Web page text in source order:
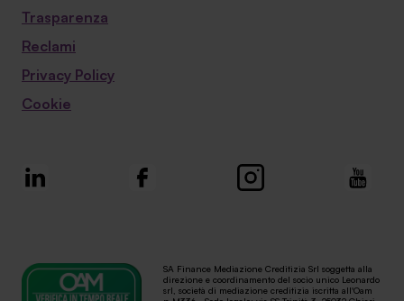
Trasparenza
Reclami
Privacy Policy
Cookie
SA Finance Mediazione Creditizia Srl soggetta alla
direzione e coordinamento del socio unico Leonardo
srl, società di mediazione creditizia iscritta all'Oam